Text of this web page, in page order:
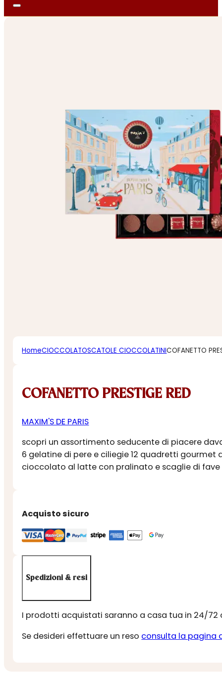
HomeCIOCCOLATOSCATOLE CIOCCOLATINICOFANETTO
COFANETTO PRESTIGE RED
MAXIM'S DE PARIS
scopri un assortimento seducente di piacere
6 gelatine di pere e ciliegie 12 quadretti
cioccolato al latte con pralinato e scaglie di
Acquisto sicuro
Spedizioni & resi
I prodotti acquistati saranno a casa tua in 24/72
Se desideri effettuare un reso consulta la pagina